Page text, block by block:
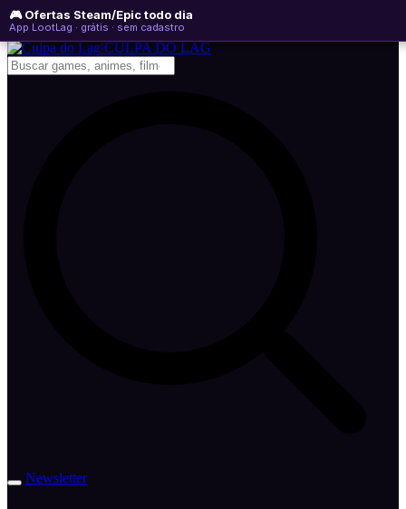
🎮 Ofertas Steam/Epic todo dia
App LootLag · grátis · sem cadastro
quinta-feira, 06 de agosto de 2026
Newsletter
CULPA DO LAG
Newsletter